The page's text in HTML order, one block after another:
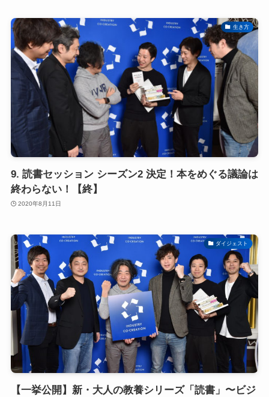
生き方
9. 読書セッション シーズン2 決定！本をめぐる議論は
終わらない！【終】
2020年8月11日
ダイジェスト
【一挙公開】新・大人の教養シリーズ「読書」〜ビジ